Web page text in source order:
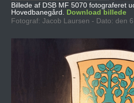
Billede af DSB MF 5070 fotograferet
Hovedbanegård. Download billede
Fotograf: Jacob Laursen - Dato: den